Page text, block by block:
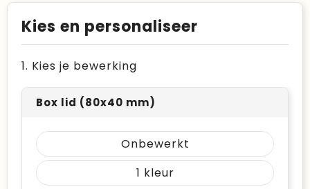
Kies en personaliseer
1. Kies je bewerking
Box lid (80x40 mm)
Onbewerkt
1